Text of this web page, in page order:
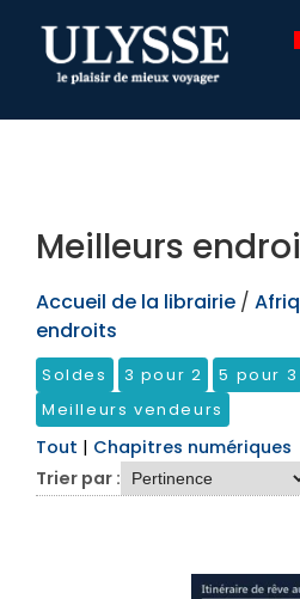
TEST
Meilleurs
Accueil de la librairie /
endroits
Soldes 3 pour 2
5 pour 3
Meilleurs vendeurs
Tout | Chapitres numériques
Trier par :